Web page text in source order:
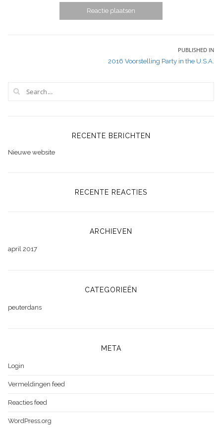
PUBLISHED IN
2016 Voorstelling Party in the U.S.A.
RECENTE BERICHTEN
Nieuwe website
RECENTE REACTIES
ARCHIEVEN
april 2017
CATEGORIEËN
peuterdans
META
Login
Vermeldingen feed
Reacties feed
WordPress.org